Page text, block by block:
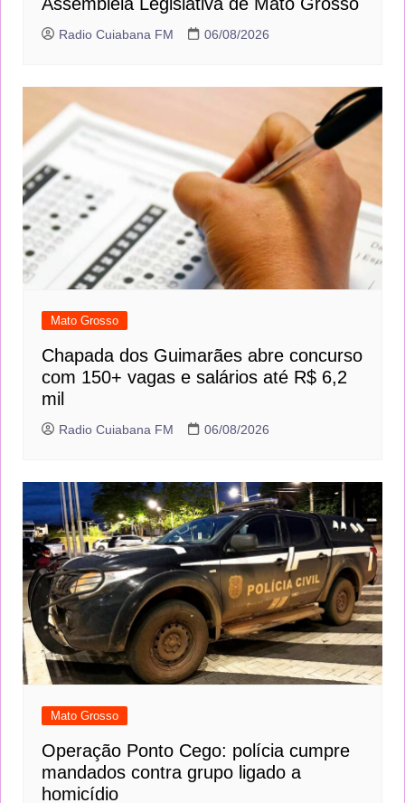
Assembleia Legislativa de Mato Grosso
Radio Cuiabana FM 06/08/2026
Mato Grosso
Chapada dos Guimarães abre concurso
com 150+ vagas e salários até R$ 6,2
mil
Radio Cuiabana FM 06/08/2026
Mato Grosso
Operação Ponto Cego: polícia cumpre
mandados contra grupo ligado a